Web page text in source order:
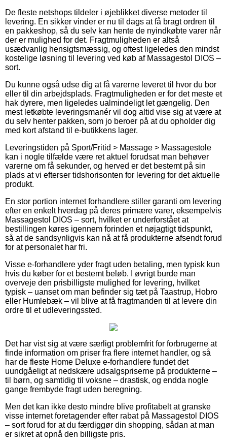
De fleste netshops tildeler i øjeblikket diverse metoder til
levering. En sikker vinder er nu til dags at få bragt ordren til
en pakkeshop, så du selv kan hente de nyindkøbte varer når
der er mulighed for det. Fragtmuligheden er altså
usædvanlig hensigtsmæssig, og oftest ligeledes den mindst
kostelige løsning til levering ved køb af Massagestol DIOS –
sort.
Du kunne også udse dig at få varerne leveret til hvor du bor
eller til din arbejdsplads. Fragtmuligheden er for det meste et
hak dyrere, men ligeledes ualmindeligt let gængelig. Den
mest letkøbte leveringsmanér vil dog altid vise sig at være at
du selv henter pakken, som jo beroer på at du opholder dig
med kort afstand til e-butikkens lager.
Leveringstiden på Sport/Fritid > Massage > Massagestole
kan i nogle tilfælde være ret aktuel forudsat man behøver
varerne om få sekunder, og herved er det bestemt på sin
plads at vi efterser tidshorisonten for levering for det aktuelle
produkt.
En stor portion internet forhandlere stiller garanti om levering
efter en enkelt hverdag på deres primære varer, eksempelvis
Massagestol DIOS – sort, hvilket er underforstået at
bestillingen køres igennem forinden et nøjagtigt tidspunkt,
så at de sandsynligvis kan nå at få produkterne afsendt forud
for at personalet har fri.
Visse e-forhandlere yder fragt uden betaling, men typisk kun
hvis du køber for et bestemt beløb. I øvrigt burde man
overveje den prisbilligste mulighed for levering, hvilket
typisk – uanset om man befinder sig tæt på Taastrup, Hobro
eller Humlebæk – vil blive at få fragtmanden til at levere din
ordre til et udleveringssted.
Det har vist sig at være særligt problemfrit for forbrugerne at
finde information om priser fra flere internet handler, og så
har de fleste Home Deluxe e-forhandlere fundet det
uundgåeligt at nedskære udsalgspriserne på produkterne –
til børn, og samtidig til voksne – drastisk, og endda nogle
gange frembyde fragt uden beregning.
Men det kan ikke desto mindre blive profitabelt at granske
visse internet foretagender efter rabat på Massagestol DIOS
– sort forud for at du færdiggør din shopping, sådan at man
er sikret at opnå den billigste pris.